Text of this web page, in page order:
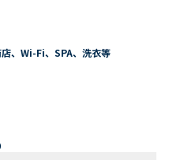
、Wi-Fi、SPA、洗衣等